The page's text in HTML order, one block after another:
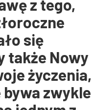
z tego,
się
także Nowy
życzenia,
zwykle